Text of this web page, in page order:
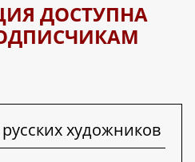
ДОСТУПНА
художников